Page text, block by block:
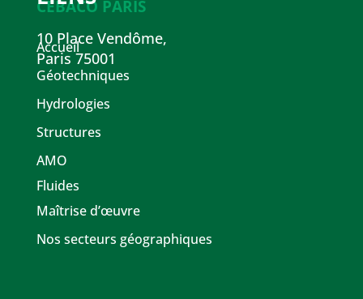
CEBACO PARIS
10 Place Vendôme,
Paris 75001
Accueil
Géotechniques
Hydrologies
Structures
AMO
Fluides
Maîtrise d’œuvre
Nos secteurs géographiques